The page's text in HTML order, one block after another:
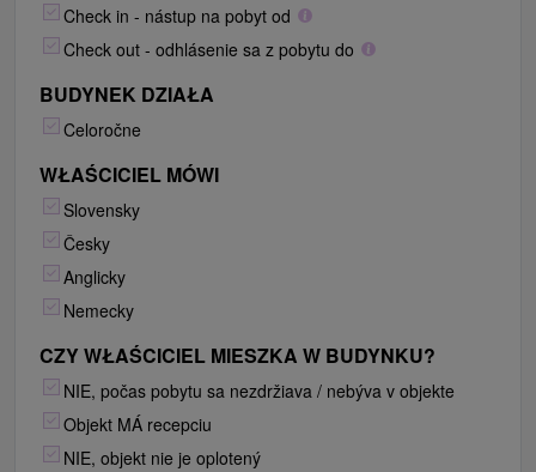
Check in - nástup na pobyt od
Check out - odhlásenie sa z pobytu do
BUDYNEK DZIAŁA
Celoročne
WŁAŚCICIEL MÓWI
Slovensky
Česky
Anglicky
Nemecky
CZY WŁAŚCICIEL MIESZKA W BUDYNKU?
NIE, počas pobytu sa nezdržiava / nebýva v objekte
Objekt MÁ recepciu
NIE, objekt nie je oplotený